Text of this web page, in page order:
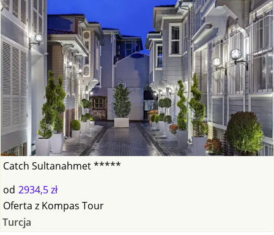
Catch Sultanahmet *****
od 2934,5 zł
Oferta z Kompas Tour
Turcja